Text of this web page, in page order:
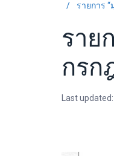
รายการ
ราย
กรก
Last